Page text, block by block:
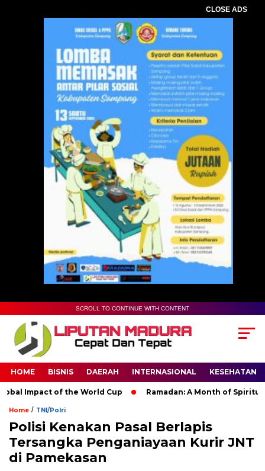
CLOSE ADS
SCROLL TO CONTINUE WITH CONTENT
HOME BISNIS DAERAH INTERNASIONAL KESEHATAN
Impact of the World Cup Ramadan: A Month of Spiritual
Home / TNI/Polri
Polisi Kenakan Pasal Berlapis
Tersangka Penganiayaan Kurir JNT
di Pamekasan